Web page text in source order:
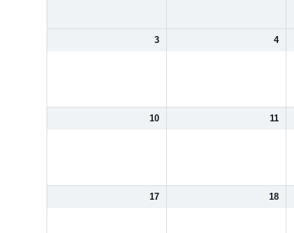
3 4
10 11
17 18